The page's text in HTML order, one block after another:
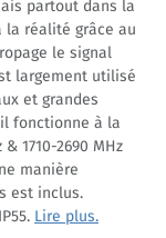
partout dans la
la réalité grâce au
le signal
largement utilisé
et grandes
fonctionne à la
1710-2690 MHz
manière
est inclus.
Lire plus.